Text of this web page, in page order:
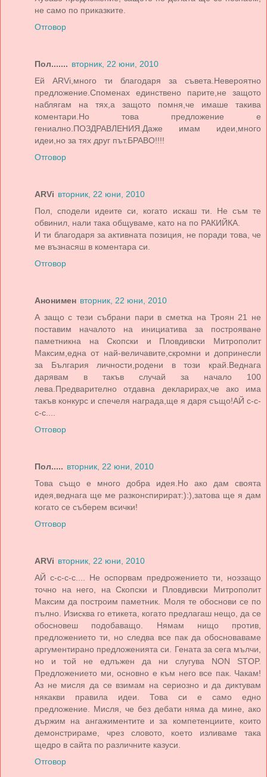
не само по приказките.
Отговор
Пол....... вторник, 22 юни, 2010
Ей ARVi,много ти благодаря за съвета.Невероятно
предложение.Споменах единствено парите,не защото
наблягам на тях,а защото помня,че имаше такива
коментари.Но това предложение е
гениално.ПОЗДРАВЛЕНИЯ.Даже имам идеи,много
идеи,но за тях друг път.БРАВО!!!!
Отговор
ARVi вторник, 22 юни, 2010
Пол, сподели идеите си, когато искаш ти. Не съм те
обвинил, нали така общуваме, като на по РАКИЙКА.
И ти благодаря за активната позиция, не поради това, че
ме възнасяш в коментара си.
Отговор
Анонимен вторник, 22 юни, 2010
А защо с тези събрани пари в сметка на Троян 21 не
поставим началото на инициатива за построяване
паметникна на Скопски и Пловдивски Митрополит
Максим,една от най-величавите,скромни и допринесли
за България личности,родени в този край.Веднага
дарявам в такъв случай за начало 100
лева.Предварително отдавна декларирах,че ако има
такъв конкурс и спечеля награда,ще я даря също!АЙ с-с-
с-с....
Отговор
Пол..... вторник, 22 юни, 2010
Това също е много добра идея.Но ако дам своята
идея,веднага ще ме разконспирират:):),затова ще я дам
когато се съберем всички!
Отговор
ARVi вторник, 22 юни, 2010
АЙ с-с-с-с.... Не оспорвам предрожението ти, ноэзащо
точно на него, на Скопски и Пловдивски Митрополит
Максим да построим паметник. Моля те обоснови се по
пълно. Изисква го етикета, когато предлагаш нещо, да се
обосновеш подобаващо. Нямам нищо против,
предложението ти, но следва все пак да обосноваваме
аргументирано предложенията си. Гената за сега мълчи,
но и той не едлъжен да ни слугува NON STOP.
Предложението ми, основно е към него все пак. Чакам!
Аз не мисля да се взимам на сериозно и да диктувам
някакви правила идеи. Това си е само едно
предложение. Мисля, че без дебати няма да мине, ако
държим на ангажиментите и за компетенциите, които
демонстрираме, чрез словото, което изливаме така
щедро в сайта по различните казуси.
Отговор